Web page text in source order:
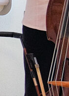
und
wie
nur ein